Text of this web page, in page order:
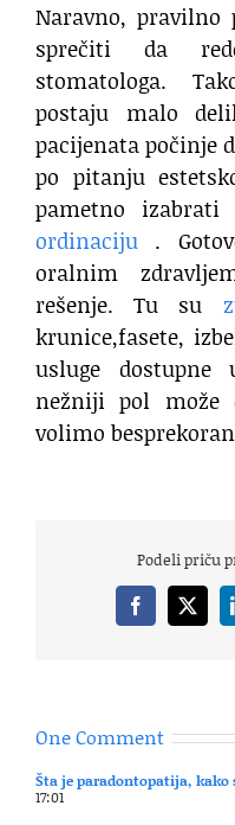
Naravno, pravilno
sprečiti da
stomatologa.
postaju malo
pacijenata počinje
po pitanju
pametno izabrati
ordinaciju .
oralnim
rešenje. Tu su
krunice,fasete,
usluge
nežniji pol
volimo
Podeli priču
Facebook
X
One Comment
Šta je paradontopatija, kako
17:01